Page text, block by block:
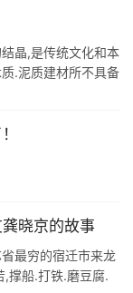
晶,是传统文化和本
.泥质建材所不具备
晓京的故事
最穷的宿迁市来龙
,撑船.打铁.磨豆腐.